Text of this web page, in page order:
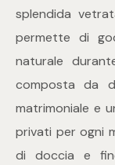
splendida
permette di
naturale
composta da
matrimoniale e
privati per ogni
di doccia e
Totale
mq